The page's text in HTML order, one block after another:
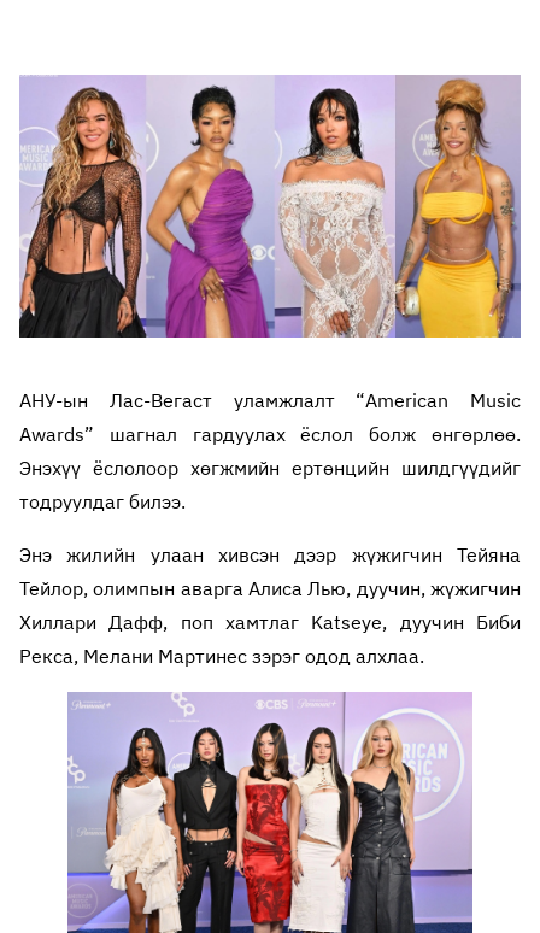
АНУ-ын Лас-Вегаст уламжлалт “American Music
Awards” шагнал гардуулах ёслол болж өнгөрлөө.
Энэхүү ёслолоор хөгжмийн ертөнцийн шилдгүүдийг
тодруулдаг билээ.
Энэ жилийн улаан хивсэн дээр жүжигчин Тейяна
Тейлор, олимпын аварга Алиса Лью, дуучин, жүжигчин
Хиллари Дафф, поп хамтлаг Katseye, дуучин Биби
Рекса, Мелани Мартинес зэрэг одод алхлаа.